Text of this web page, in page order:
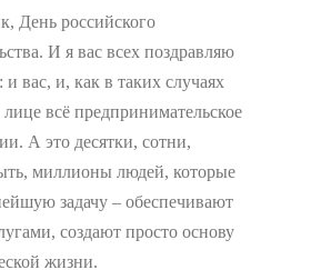
День российского
И я вас всех поздравляю
вас, и, как в таких случаях
всё предпринимательское
А это десятки, сотни,
миллионы людей, которые
задачу – обеспечивают
создают просто основу
жизни.